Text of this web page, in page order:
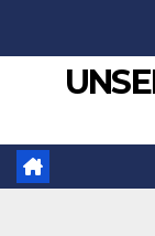
springen